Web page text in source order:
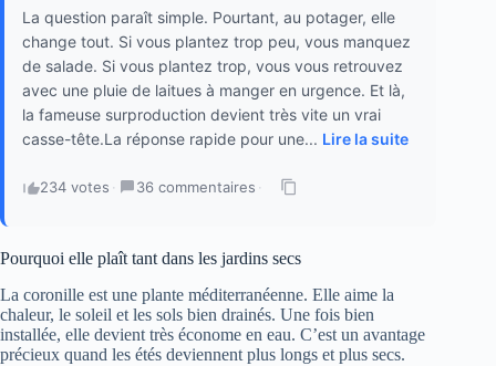
La question paraît simple. Pourtant, au potager, elle
change tout. Si vous plantez trop peu, vous manquez
de salade. Si vous plantez trop, vous vous retrouvez
avec une pluie de laitues à manger en urgence. Et là,
la fameuse surproduction devient très vite un vrai
casse-tête.La réponse rapide pour une... Lire la suite
234 votes · 36 commentaires ·
Pourquoi elle plaît tant dans les jardins secs
La coronille est une plante méditerranéenne. Elle aime la
chaleur, le soleil et les sols bien drainés. Une fois bien
installée, elle devient très économe en eau. C’est un avantage
précieux quand les étés deviennent plus longs et plus secs.